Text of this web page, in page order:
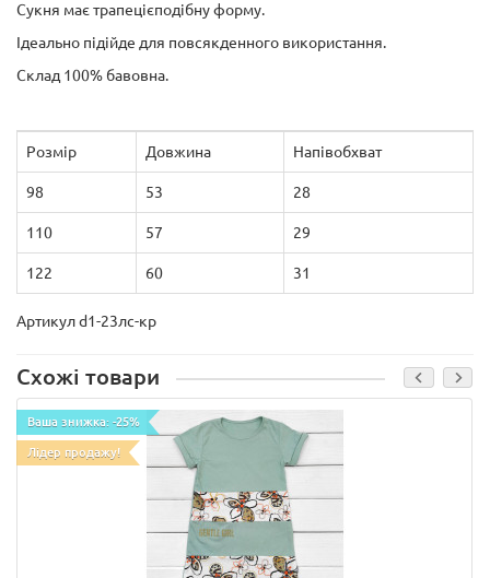
Сукня має трапецієподібну форму.
Ідеально підійде для повсякденного використання.
Склад 100% бавовна.
Розмір Довжина Напівобхват
98 53 28
110 57 29
122 60 31
Артикул d1-23лс-кр
Схожі товари
Ваша знижка: -25%
Лідер продажу!